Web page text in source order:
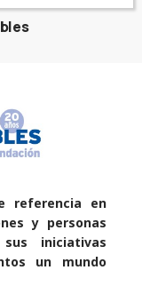
referencia en
y personas
iniciativas
un mundo